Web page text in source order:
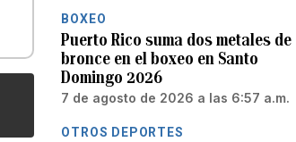
BOXEO
Puerto Rico suma dos metales de
bronce en el boxeo en Santo
Domingo 2026
7 de agosto de 2026 a las 6:57 a.m.
OTROS DEPORTES